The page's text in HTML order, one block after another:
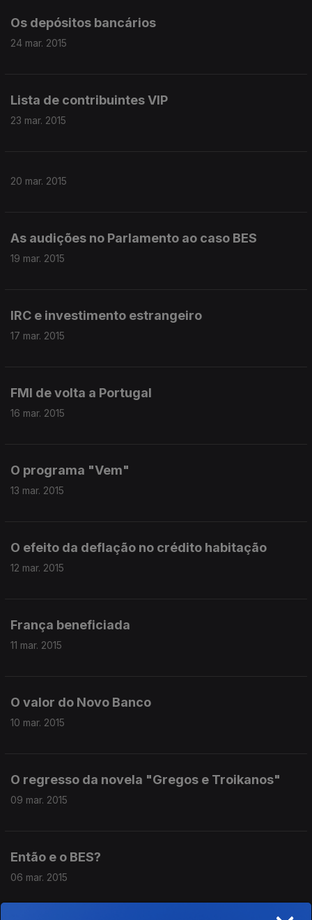
Os depósitos bancários
24 mar. 2015
Lista de contribuintes VIP
23 mar. 2015
20 mar. 2015
As audições no Parlamento ao caso BES
19 mar. 2015
IRC e investimento estrangeiro
17 mar. 2015
FMI de volta a Portugal
16 mar. 2015
O programa "Vem"
13 mar. 2015
O efeito da deflação no crédito habitação
12 mar. 2015
França beneficiada
11 mar. 2015
O valor do Novo Banco
10 mar. 2015
O regresso da novela "Gregos e Troikanos"
09 mar. 2015
Então e o BES?
06 mar. 2015